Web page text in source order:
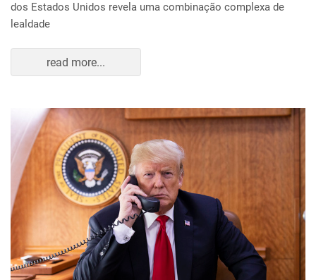
dos Estados Unidos revela uma combinação complexa de
lealdade
read more...